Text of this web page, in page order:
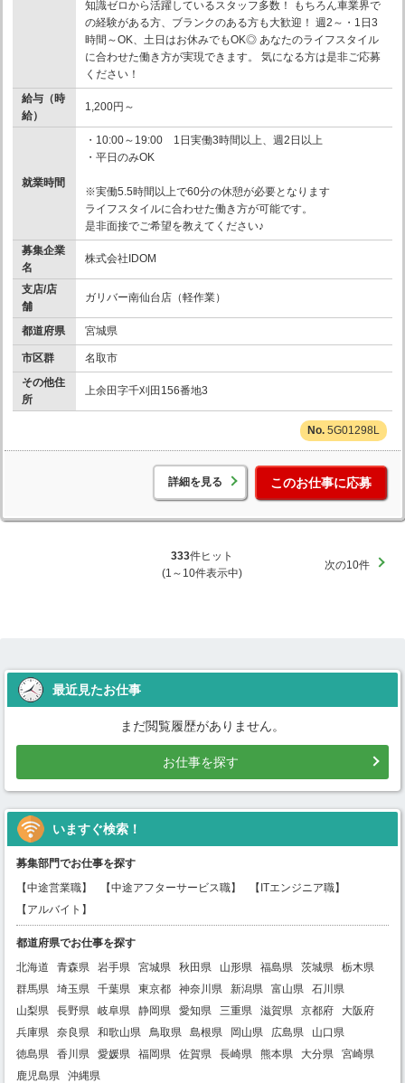
知識ゼロから活躍しているスタッフ多数！ もちろん車業界で
の経験がある方、ブランクのある方も大歓迎！ 週2～・1日3
時間～OK、土日はお休みでもOK◎ あなたのライフスタイル
に合わせた働き方が実現できます。 気になる方は是非ご応募
ください！
給与（時
給）
1,200円～
就業時間
・10:00～19:00 1日実働3時間以上、週2日以上
・平日のみOK
※実働5.5時間以上で60分の休憩が必要となります
ライフスタイルに合わせた働き方が可能です。
是非面接でご希望を教えてください♪
募集企業
名
株式会社IDOM
支店/店
舗
ガリバー南仙台店（軽作業）
都道府県 宮城県
市区群
名取市
その他住
所
上余田字千刈田156番地3
5G01298L
詳細を見る このお仕事に応募
333件ヒット
(1～10件表示中)
次の10件
最近見たお仕事
まだ閲覧履歴がありません。
お仕事を探す
いますぐ検索！
募集部門でお仕事を探す
【中途営業職】
【中途アフターサービス職】
【ITエンジニア職】
【アルバイト】
都道府県でお仕事を探す
北海道
青森県 岩手県 宮城県 秋田県 山形県 福島県 茨城県
栃木県
群馬県
埼玉県 千葉県 東京都 神奈川県 新潟県 富山県
石川県
山梨県
長野県 岐阜県 静岡県 愛知県 三重県 滋賀県 京都府
大阪府
兵庫県
奈良県 和歌山県 鳥取県 島根県 岡山県 広島県
山口県
徳島県
香川県 愛媛県 福岡県 佐賀県 長崎県 熊本県 大分県
宮崎県
鹿児島県
沖縄県